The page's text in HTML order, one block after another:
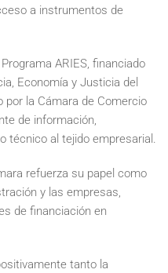
a instrumentos de
ARIES, financiado
Economía y Justicia del
por la Cámara de Comercio
de información,
técnico al tejido empresarial.
refuerza su papel como
y las empresas,
de financiación en
tanto la